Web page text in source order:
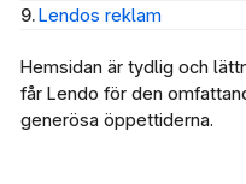
Lendos reklam
Hemsidan är tydlig och
får Lendo för den
generösa öppettiderna.